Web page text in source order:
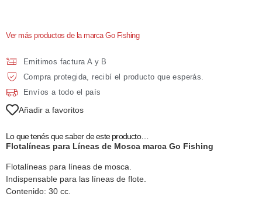
Ver más productos de la marca Go Fishing
Emitimos factura A y B
Compra protegida, recibí el producto que esperás.
Envíos a todo el país
Añadir a favoritos
Lo que tenés que saber de este producto…
Flotalíneas para Líneas de Mosca marca Go Fishing
Flotalíneas para líneas de mosca.
Indispensable para las líneas de flote.
Contenido: 30 cc.